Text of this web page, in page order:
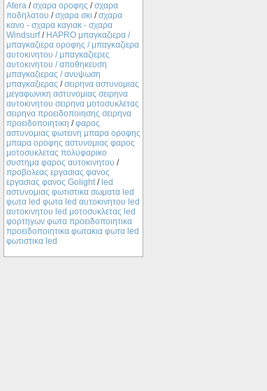
Atera /σχαρα οροφης /σχαρα
ποδηλατου /σχαρα σκι /σχαρα
κανο - σχαρα καγιακ - σχαρα
Windsurf/ ΗΑPRO μπαγκαζιερα /
μπαγκαζιερα οροφης / μπαγκαζιερα
αυτοκινητου / μπαγκαζιερες
αυτοκινητου / αποθηκευση
μπαγκαζιερας / ανυψωση
μπαγκαζιερας /σειρηνα αστυνομιας
μεγαφωνικη αστυνομιας σειρηνα
αυτοκινητου σειρηνα μοτοσυκλετας
σειρηνα προειδοποιησης σειρηνα
προειδοποιητικη /φαρος
αστυνομιας φωτεινη μπαρα οροφης
μπαρα οροφης αστυνομιας φαρος
μοτοσυκλετας πολυφαρικο
συστημα φαρος αυτοκινητου /
προβολεας εργασιας φανος
εργασιας φανος Golight/ led
αστυνομιας φωτιστικα σωματα led
φωτα led φωτα led αυτοκινητου led
αυτοκινητου led μοτοσυκλετας led
φορτηγων φωτα προειδοποιητικα
προειδοποιητικα φωτακια φωτα led
φωτιστικα led